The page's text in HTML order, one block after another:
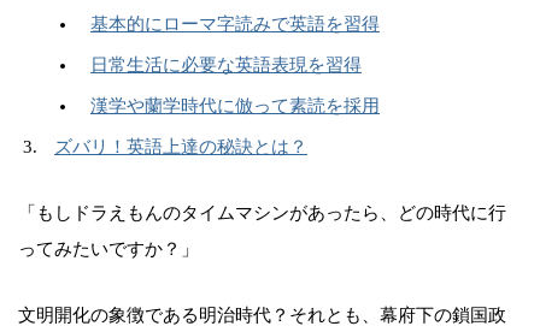
基本的にローマ字読みで英語を習得
日常生活に必要な英語表現を習得
漢学や蘭学時代に倣って素読を採用
ズバリ！英語上達の秘訣とは？
「もしドラえもんのタイムマシンがあったら、どの時代に行
ってみたいですか？」
文明開化の象徴である明治時代？それとも、幕府下の鎖国政